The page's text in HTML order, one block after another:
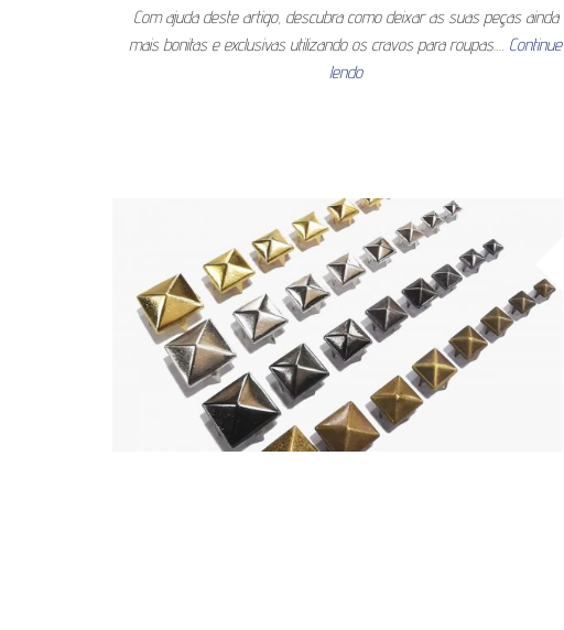
Com ajuda deste artigo, descubra como deixar as suas peças ainda
mais bonitas e exclusivas utilizando os cravos para roupas.… Continue
lendo